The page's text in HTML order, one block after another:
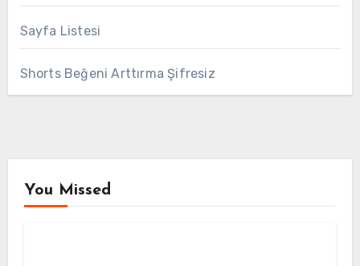
Sayfa Listesi
Shorts Beğeni Arttırma Şifresiz
You Missed